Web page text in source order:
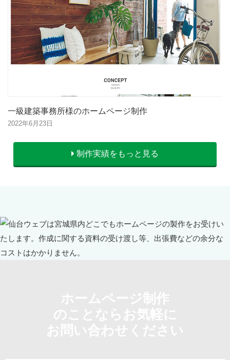
一級建築事務所様のホームページ制作
2022年6月23日
制作実績をもっと見る